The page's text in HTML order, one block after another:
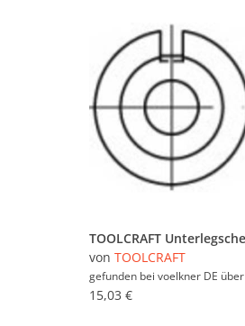
von TOOLCRAFT
gefunden bei voelkner DE über
15,03 €